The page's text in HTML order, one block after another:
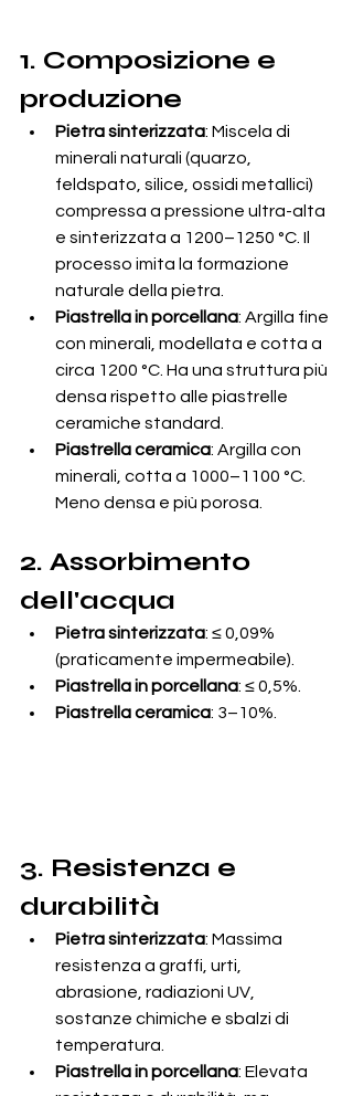
1. Composizione e
produzione
Pietra sinterizzata: Miscela di
minerali naturali (quarzo,
feldspato, silice, ossidi metallici)
compressa a pressione ultra-alta
e sinterizzata a 1200–1250 °C. Il
processo imita la formazione
naturale della pietra.
Piastrella in porcellana: Argilla fine
con minerali, modellata e cotta a
circa 1200 °C. Ha una struttura più
densa rispetto alle piastrelle
ceramiche standard.
Piastrella ceramica: Argilla con
minerali, cotta a 1000–1100 °C.
Meno densa e più porosa.
2. Assorbimento
dell'acqua
Pietra sinterizzata: ≤ 0,09%
(praticamente impermeabile).
Piastrella in porcellana: ≤ 0,5%.
Piastrella ceramica: 3–10%.
3. Resistenza e
durabilità
Pietra sinterizzata: Massima
resistenza a graffi, urti,
abrasione, radiazioni UV,
sostanze chimiche e sbalzi di
temperatura.
Piastrella in porcellana: Elevata